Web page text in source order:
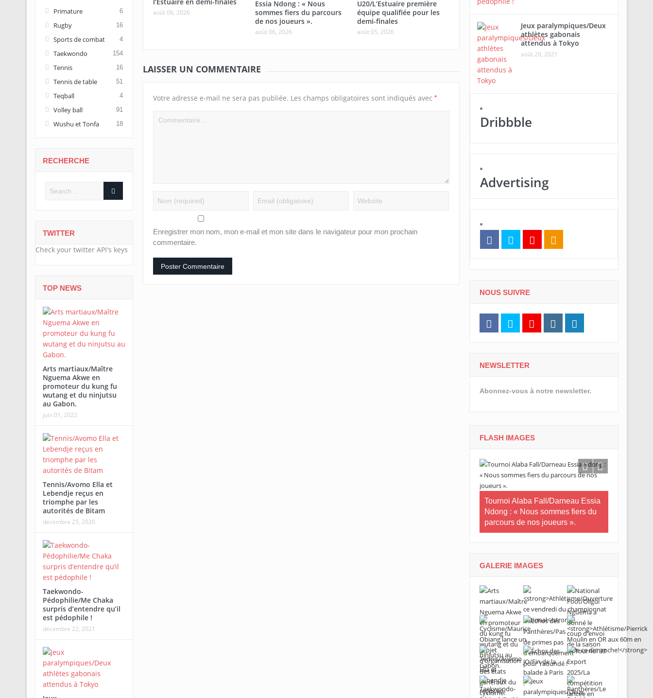
l’Estuaire en demi-finales
août 06, 2026
Essia Ndong : « Nous
sommes fiers du parcours
de nos joueurs ».
août 06, 2026
U20/L’Estuaire première
équipe qualifiée pour les
demi-finales
août 05, 2026
LAISSER UN COMMENTAIRE
Votre adresse e-mail ne sera pas publiée. Les champs obligatoires sont indiqués avec *
Enregistrer mon nom, mon e-mail et mon site dans le navigateur pour mon prochain
commentaire.
Primature 6
Rugby 16
Sports de combat 4
Taekwondo 154
Tennis 16
Tennis de table 51
Teqball 4
Volley ball 91
Wushu et Tonfa 18
RECHERCHE
TWITTER
Check your twitter API's keys
TOP NEWS
Arts martiaux/Maître
Nguema Akwe en
promoteur du kung fu
wutang et du ninjutsu
au Gabon.
juin 01, 2022
Tennis/Avomo Ella et
Lebendje reçus en
triomphe par les
autorités de Bitam
décembre 25, 2020
Taekwondo-
Pédophilie/Me Chaka
surpris d’entendre qu’il
est pédophile !
décembre 22, 2021
Jeux paralympiques/Deux
athlètes gabonais
attendus à Tokyo
août 20, 2021
Dribbble
Advertising
NOUS SUIVRE
NEWSLETTER
Abonnez-vous à notre newsletter.
FLASH IMAGES
Tournoi Alaba Fall/Darneau Essia
Ndong : « Nous sommes fiers du
parcours de nos joueurs ».
GALERIE IMAGES